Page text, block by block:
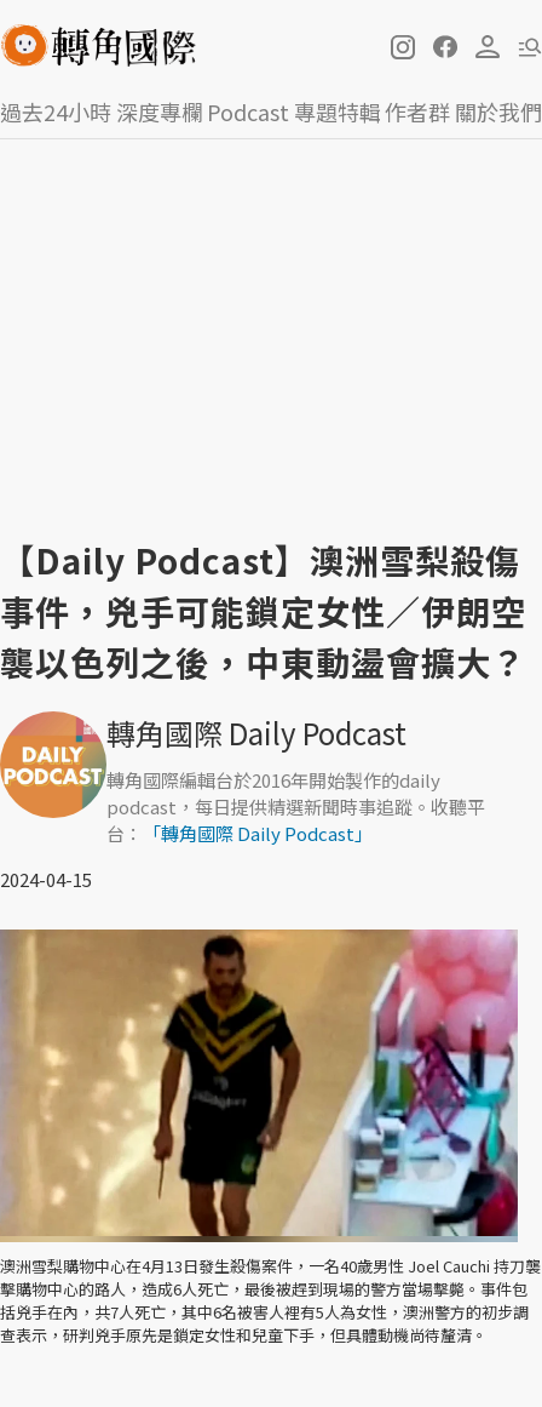
過去24小時深度專欄 Podcast 專題特輯作者群關於我們
【Daily Podcast】澳洲雪梨殺傷
事件，兇手可能鎖定女性／伊朗空
襲以色列之後，中東動盪會擴大？
轉角國際 Daily Podcast
轉角國際編輯台於2016年開始製作的daily
podcast，每日提供精選新聞時事追蹤。收聽平
台：
「轉角國際 Daily Podcast」
2024-04-15
澳洲雪梨購物中心在4月13日發生殺傷案件，一名40歲男性 Joel Cauchi 持刀襲
擊購物中心的路人，造成6人死亡，最後被趕到現場的警方當場擊斃。事件包
括兇手在內，共7人死亡，其中6名被害人裡有5人為女性，澳洲警方的初步調
查表示，研判兇手原先是鎖定女性和兒童下手，但具體動機尚待釐清。